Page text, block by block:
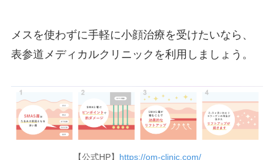
メスを使わずに手軽に小顔治療を受けたいなら、
表参道メディカルクリニックを利用しましょう。
【公式HP】 https://om-clinic.com/